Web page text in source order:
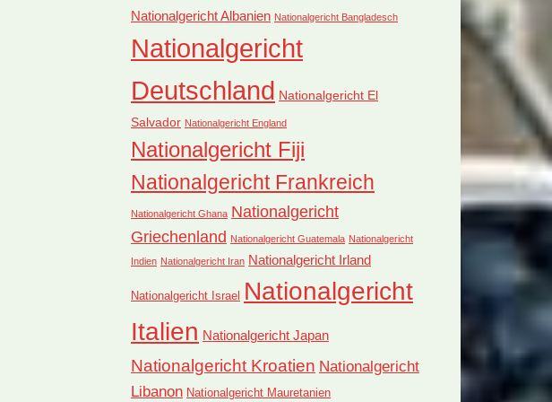
Nationalgericht Albanien Nationalgericht Bangladesch
Nationalgericht
Deutschland Nationalgericht El
Salvador Nationalgericht England
Nationalgericht Fiji
Nationalgericht Frankreich
Nationalgericht Ghana Nationalgericht
Griechenland Nationalgericht Guatemala Nationalgericht
Indien Nationalgericht Iran Nationalgericht Irland
Nationalgericht Israel Nationalgericht
Italien Nationalgericht Japan
Nationalgericht Kroatien Nationalgericht
Libanon Nationalgericht Mauretanien